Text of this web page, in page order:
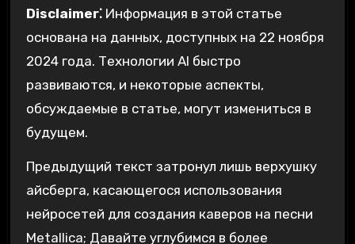
Disclaimer⁚Информация в этой статье
основана на данных‚ доступных на 22 ноября
2024 года. Технологии AI быстро
развиваются‚ и некоторые аспекты‚
обсуждаемые в статье‚ могут измениться в
будущем.
Предыдущий текст затронул лишь верхушку
айсберга‚ касающегося использования
нейросетей для создания каверов на песни
Metallica; Давайте углубимся в более